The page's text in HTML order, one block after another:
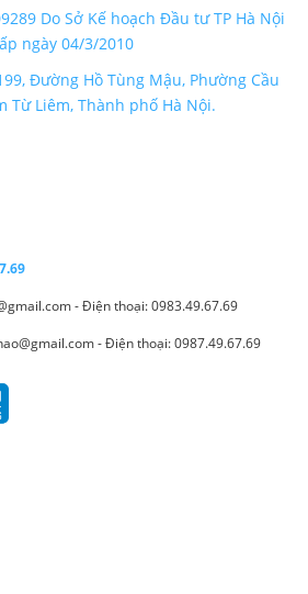
Do Sở Kế hoạch Đầu tư TP Hà Nội
ngày 04/3/2010
Đường Hồ Tùng Mậu, Phường Cầu
Từ Liêm, Thành phố Hà Nội.
- Điện thoại: 0983.49.67.69
- Điện thoại: 0987.49.67.69